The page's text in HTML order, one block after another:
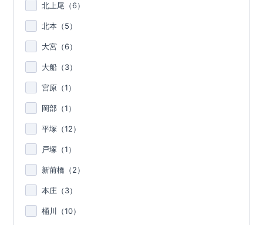
北上尾（6）
北本（5）
大宮（6）
大船（3）
宮原（1）
岡部（1）
平塚（12）
戸塚（1）
新前橋（2）
本庄（3）
桶川（10）